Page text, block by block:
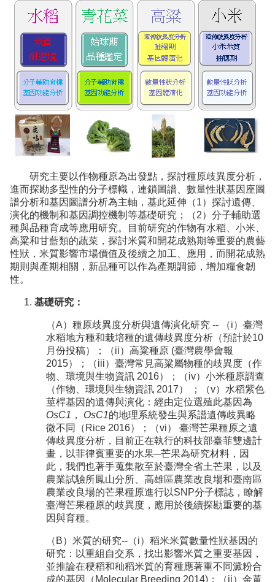
研究主要以作物種原為出發點，探討種原歧異度分析，
進而探勘多型性的分子標幟，連鎖圖譜、數量性狀基因座圖
譜分析和基因圖譜分析為主軸，基此延伸（1）探討遺傳、
演化的機制和基因調控機制等基礎研究；（2）分子輔助選
種與品種育成等應用研究。目前研究的作物有水稻、小米、
高粱和甘藍類的蔬菜，探討米質和開花成熟期等重要的農藝
性狀，米質影響市場價值及後續之加工、應用，而開花成熟
期則與產期相關，新品種可以作為產期調節，增加糧食韌
性。
基礎研究：
（A）種原歧異度分析與遺傳演化研究 -- （i）臺灣
水稻地方種和栽培種的遺傳歧異度分析（預計於10
月份投稿）；（ii）高粱種原 (臺灣農學會報
2015）；（iii）臺灣常見高粱屬物種的歧異度（作
物、環境與生物資訊 2016）；（iv）小米種原調查
（作物、環境與生物資訊 2017） ；（v）水稻紫色
莖桿基因的遺傳與演化：經由定位選殖此基因為
OsC1 ， OsC1的地理系統發生與系譜遺傳歧異略
微不同（Rice 2016）；（vi） 臺灣芒果種原之遺
傳歧異度分析，目前正在執行的科技部臺菲雙邊計
畫，以菲律賓重要的水果─芒果為研究材料，因
此，我們也著手蒐集散至於臺灣全省土芒果，以及
農業試驗所鳳山分所、高雄區農業改良場和臺南區
農業改良場的芒果種原進行以SNP分子標誌，瞭解
臺灣芒果種原的歧異度，應用於後續探勘重要的基
因與育種。
（B）米質的研究--（i）稻米米質數量性狀基因的
研究：以重組自交系，找出影響米質之重要基因，
並推論在稉稻和秈稻米質的育種應著重不同澱粉合
成的基因（Molecular Breeding 2014)；（ii）金黃